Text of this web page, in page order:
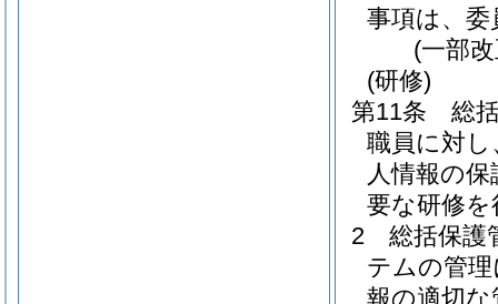
事項は、
(一部
(研修)
第11条
総
職員に対
人情報の
要な研修を
2
総括保護
テムの管
報の適切